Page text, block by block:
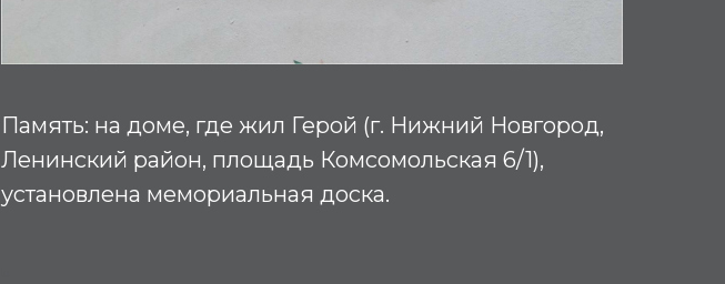
Память: на доме, где жил Герой (г. Нижний Новгород,
Ленинский район, площадь Комсомольская 6/1),
установлена мемориальная доска.